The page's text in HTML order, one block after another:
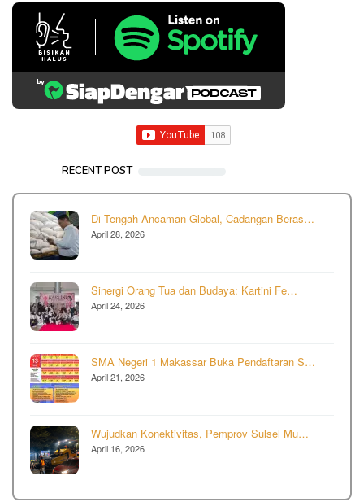
RECENT POST
Di Tengah Ancaman Global, Cadangan Beras…
April 28, 2026
Sinergi Orang Tua dan Budaya: Kartini Fe…
April 24, 2026
SMA Negeri 1 Makassar Buka Pendaftaran S…
April 21, 2026
Wujudkan Konektivitas, Pemprov Sulsel Mu…
April 16, 2026